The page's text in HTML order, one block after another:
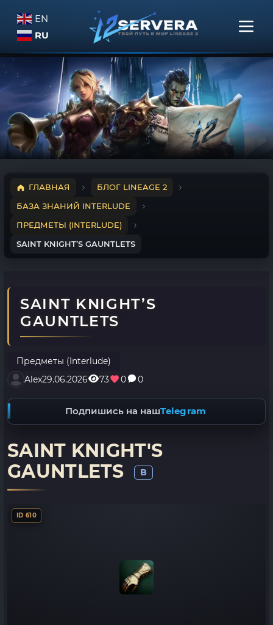
EN
RU
ГЛАВНАЯ
БЛОГ LINEAGE 2
БАЗА ЗНАНИЙ INTERLUDE
ПРЕДМЕТЫ (INTERLUDE)
SAINT KNIGHT’S GAUNTLETS
SAINT KNIGHT’S
GAUNTLETS
Предметы (Interlude)
Alex29.06.2026 73 0 0
Подпишись на нашTelegram
SAINT KNIGHT'S
GAUNTLETS
B
ID 610